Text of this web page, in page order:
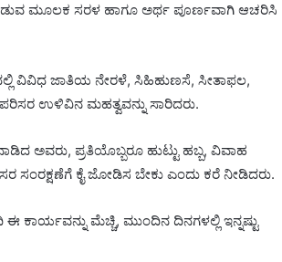
ಮೂಲಕ ಸರಳ ಹಾಗೂ ಅರ್ಥ ಪೂರ್ಣವಾಗಿ ಆಚರಿಸಿ
ವಿವಿಧ ಜಾತಿಯ ನೇರಳೆ, ಸಿಹಿಹುಣಸೆ, ಸೀತಾಫಲ,
ಉಳಿವಿನ ಮಹತ್ವವನ್ನು ಸಾರಿದರು.
ಅವರು, ಪ್ರತಿಯೊಬ್ಬರೂ ಹುಟ್ಟು ಹಬ್ಬ, ವಿವಾಹ
ಸಂರಕ್ಷಣೆಗೆ ಕೈ ಜೋಡಿಸ ಬೇಕು ಎಂದು ಕರೆ ನೀಡಿದರು.
ಕಾರ್ಯವನ್ನು ಮೆಚ್ಚಿ, ಮುಂದಿನ ದಿನಗಳಲ್ಲಿ ಇನ್ನಷ್ಟು